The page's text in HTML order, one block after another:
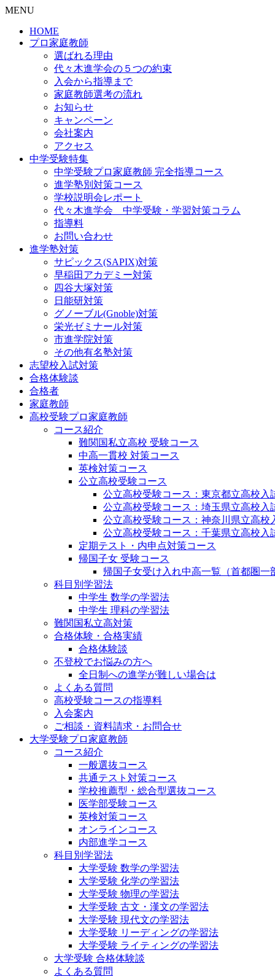
MENU
HOME
プロ家庭教師
選ばれる理由
代々木進学会の５つの約束
入会から指導まで
家庭教師選考の流れ
お知らせ
キャンペーン
会社案内
アクセス
中学受験特集
中学受験プロ家庭教師 完全指導コース
進学塾別対策コース
学校説明会レポート
代々木進学会 中学受験・学習対策コラム
指導料
お問い合わせ
進学塾対策
サピックス(SAPIX)対策
早稲田アカデミー対策
四谷大塚対策
日能研対策
グノーブル(Gnoble)対策
栄光ゼミナール対策
市進学院対策
その他有名塾対策
志望校入試対策
合格体験談
合格者
家庭教師
高校受験プロ家庭教師
コース紹介
難関国私立高校 受験コース
中高一貫校 対策コース
英検対策コース
公立高校受験コース
公立高校受験コース：東京都立高校入
公立高校受験コース：埼玉県立高校入
公立高校受験コース：神奈川県立高校
公立高校受験コース：千葉県立高校入
定期テスト・内申点対策コース
帰国子女 受験コース
帰国子女受け入れ中高一覧（首都圏一
科目別学習法
中学生 数学の学習法
中学生 理科の学習法
難関国私立高対策
合格体験・合格実績
合格体験談
不登校でお悩みの方へ
全日制への進学が難しい場合は
よくある質問
高校受験コースの指導料
入会案内
ご相談・資料請求・お問合せ
大学受験プロ家庭教師
コース紹介
一般選抜コース
共通テスト対策コース
学校推薦型・総合型選抜コース
医学部受験コース
英検対策コース
オンラインコース
内部進学コース
科目別学習法
大学受験 数学の学習法
大学受験 化学の学習法
大学受験 物理の学習法
大学受験 古文・漢文の学習法
大学受験 現代文の学習法
大学受験 リーディングの学習法
大学受験 ライティングの学習法
大学受験 合格体験談
よくある質問